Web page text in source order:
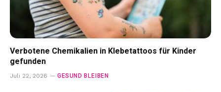
Verbotene Chemikalien in Klebetattoos für Kinder
gefunden
Juli 22, 2026 GESUND BLEIBEN